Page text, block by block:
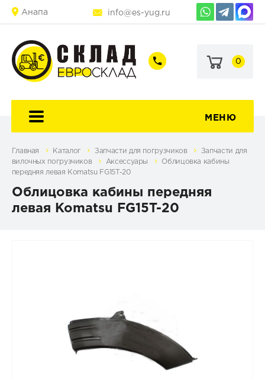
Анапа info@es-yug.ru
+7
60-
+7
69-
0
МЕНЮ
Главная Каталог Запчасти для погрузчиков
Запчасти для
вилочных погрузчиков
Аксессуары
Облицовка кабины
передняя левая Komatsu FG15T-20
Облицовка кабины передняя
левая Komatsu FG15T-20